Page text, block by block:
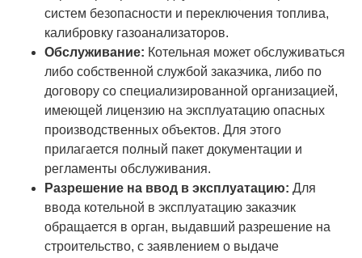
систем безопасности и переключения топлива,
калибровку газоанализаторов.
Обслуживание: Котельная может обслуживаться
либо собственной службой заказчика, либо по
договору со специализированной организацией,
имеющей лицензию на эксплуатацию опасных
производственных объектов. Для этого
прилагается полный пакет документации и
регламенты обслуживания.
Разрешение на ввод в эксплуатацию: Для
ввода котельной в эксплуатацию заказчик
обращается в орган, выдавший разрешение на
строительство, с заявлением о выдаче